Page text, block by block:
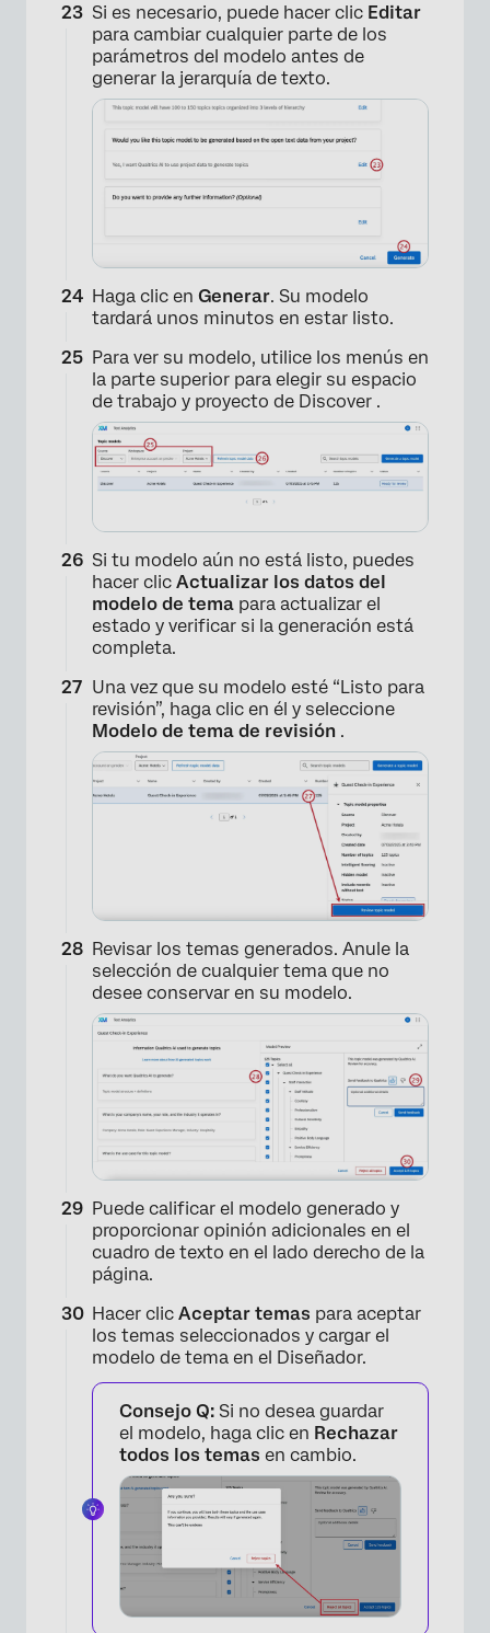
×
Si es necesario, puede hacer clic Editar
para cambiar cualquier parte de los
parámetros del modelo antes de
generar la jerarquía de texto.
×
Haga clic en Generar. Su modelo
tardará unos minutos en estar listo.
Para ver su modelo, utilice los menús en
la parte superior para elegir su espacio
de trabajo y proyecto de Discover .
Si tu modelo aún no está listo, puedes
hacer clic Actualizar los datos del
modelo de tema para actualizar el
estado y verificar si la generación está
completa.
Una vez que su modelo esté “Listo para
revisión”, haga clic en él y seleccione
Modelo de tema de revisión .
×
Revisar los temas generados. Anule la
selección de cualquier tema que no
desee conservar en su modelo.
Puede calificar el modelo generado y
proporcionar opinión adicionales en el
cuadro de texto en el lado derecho de la
página.
Hacer clic Aceptar temas para aceptar
los temas seleccionados y cargar el
modelo de tema en el Diseñador.
Consejo Q: Si no desea guardar
el modelo, haga clic en Rechazar
todos los temas en cambio.